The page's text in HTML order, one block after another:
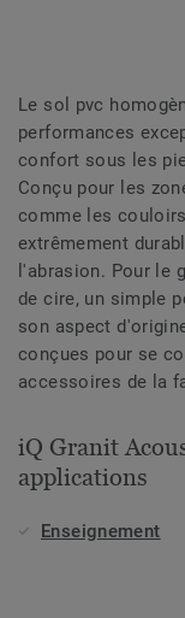
Le sol pvc
performances
confort sous les
Conçu pour les
comme les
extrêmement
l'abrasion. Pour le
de cire, un simple
son aspect
conçues pour se
accessoires de la
iQ Granit
applications
Enseignement